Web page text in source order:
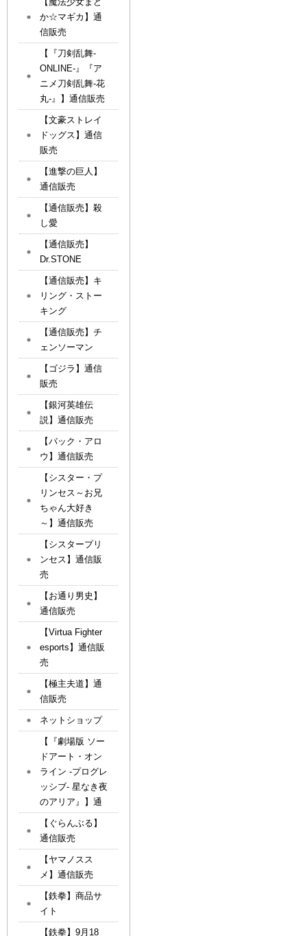
か☆マギカ】通
信販売
【『刀剣乱舞-
ONLINE-』『ア
ニメ刀剣乱舞-花
丸-』】通信販売
【文豪ストレイ
ドッグス】通信
販売
【進撃の巨人】
通信販売
【通信販売】殺
し愛
【通信販売】
Dr.STONE
【通信販売】キ
リング・ストー
キング
【通信販売】チ
ェンソーマン
【ゴジラ】通信
販売
【銀河英雄伝
説】通信販売
【バック・アロ
ウ】通信販売
【シスター・プ
リンセス～お兄
ちゃん大好き
～】通信販売
【シスタープリ
ンセス】通信販
売
【お通り男史】
通信販売
【Virtua Fighter
esports】通信販
売
【極主夫道】通
信販売
ネットショップ
【『劇場版 ソー
ドアート・オン
ライン -プログレ
ッシブ- 星なき夜
のアリア』】通
【ぐらんぶる】
通信販売
【ヤマノスス
メ】通信販売
【鉄拳】商品サ
イト
【鉄拳】9月18